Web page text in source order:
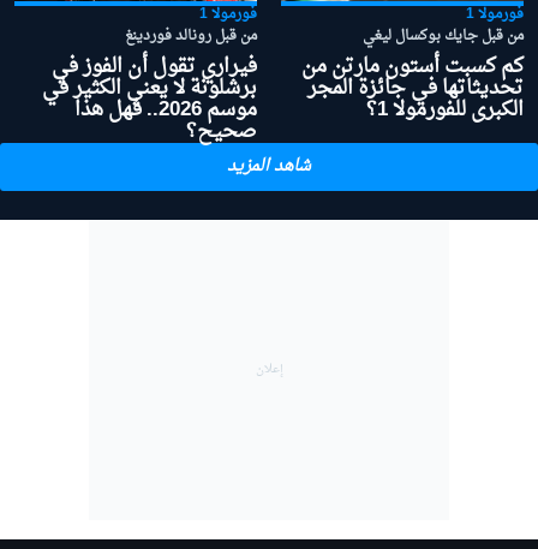
فورمولا 1
من قبل جايك بوكسال ليغي
كم كسبت أستون مارتن من
تحديثاتها في جائزة المجر
الكبرى للفورمولا 1؟
فورمولا 1
من قبل رونالد فوردينغ
فيراري تقول أن الفوز في
برشلونة لا يعني الكثير في
موسم 2026.. فهل هذا
صحيح؟
شاهد المزيد